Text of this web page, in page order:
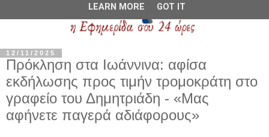
12/11/2025
Πρόκληση στα Ιωάννινα: αφίσα
εκδήλωσης προς τιμήν τρομοκράτη στο
γραφείο του Δημητριάδη - «Μας
αφήνετε παγερά αδιάφορους»
LEARN MORE GOT IT